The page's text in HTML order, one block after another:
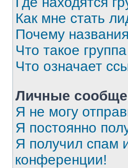
Как мне стать
Почему
Что такое
Что означает
Личные
Я не могу
Я постоянно
Я получил спам
конференции!